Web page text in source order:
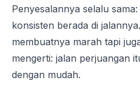
Penyesalannya selalu
konsisten berada di
membuatnya marah tapi
mengerti: jalan perjuangan
dengan mudah.